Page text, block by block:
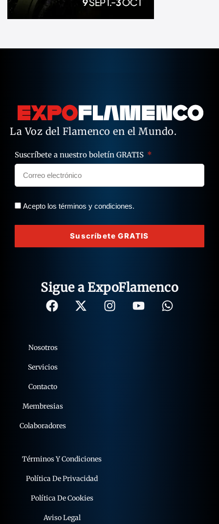
La Voz del Flamenco en el Mundo.
Suscríbete a nuestro boletín GRATIS
Acepto los términos y condiciones.
Suscríbete GRATIS
Sigue a ExpoFlamenco
Términos Y Condiciones
Política De Privacidad
Política De Cookies
Aviso Legal
Nosotros
Servicios
Contacto
Membresias
Colaboradores